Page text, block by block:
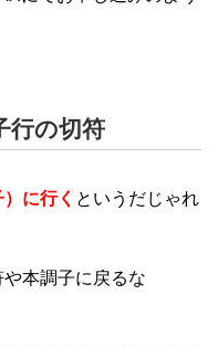
行の切符
に行く というだじゃれ
本調子に戻るな